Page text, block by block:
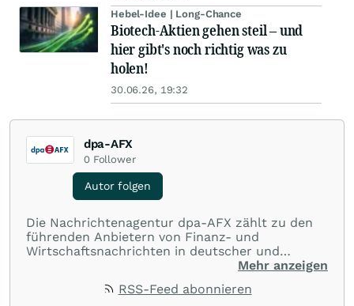
Hebel-Idee | Long-Chance
Biotech-Aktien gehen steil – und
hier gibt's noch richtig was zu
holen!
30.06.26, 19:32
dpa-AFX
0 Follower
Autor folgen
Die Nachrichtenagentur dpa-AFX zählt zu den
führenden Anbietern von Finanz- und
Wirtschaftsnachrichten in deutscher und
englischer Sprache. Gestützt auf ein
dpa-AFX unabhängig, zuverlässig und schnell
Mehr anzeigen
RSS-Feed abonnieren